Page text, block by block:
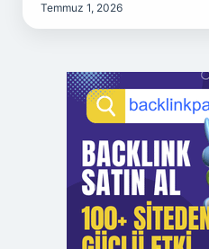
Temmuz 1, 2026